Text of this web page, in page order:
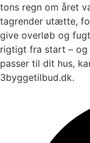
tons regn om året
tagrender utætte,
give overløb og
rigtigt fra start –
passer til dit hus,
3byggetilbud.dk.